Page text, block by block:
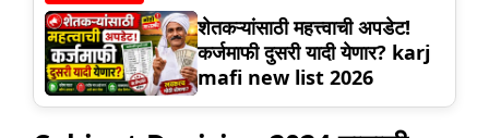
शेतकऱ्यांसाठी महत्त्वाची अपडेट!
कर्जमाफी दुसरी यादी येणार? karj
mafi new list 2026